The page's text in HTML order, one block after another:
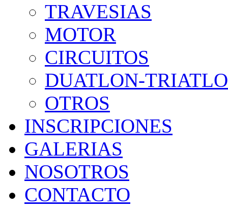
TRAVESIAS
MOTOR
CIRCUITOS
DUATLON-
OTROS
INSCRIPCIONES
GALERIAS
NOSOTROS
CONTACTO